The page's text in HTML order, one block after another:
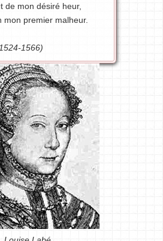
de mon désiré heur,
mon premier malheur.
1566)